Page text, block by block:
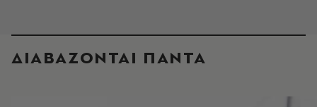
ΔΙΑΒΑΖΟΝΤΑΙ ΠΑΝΤΑ